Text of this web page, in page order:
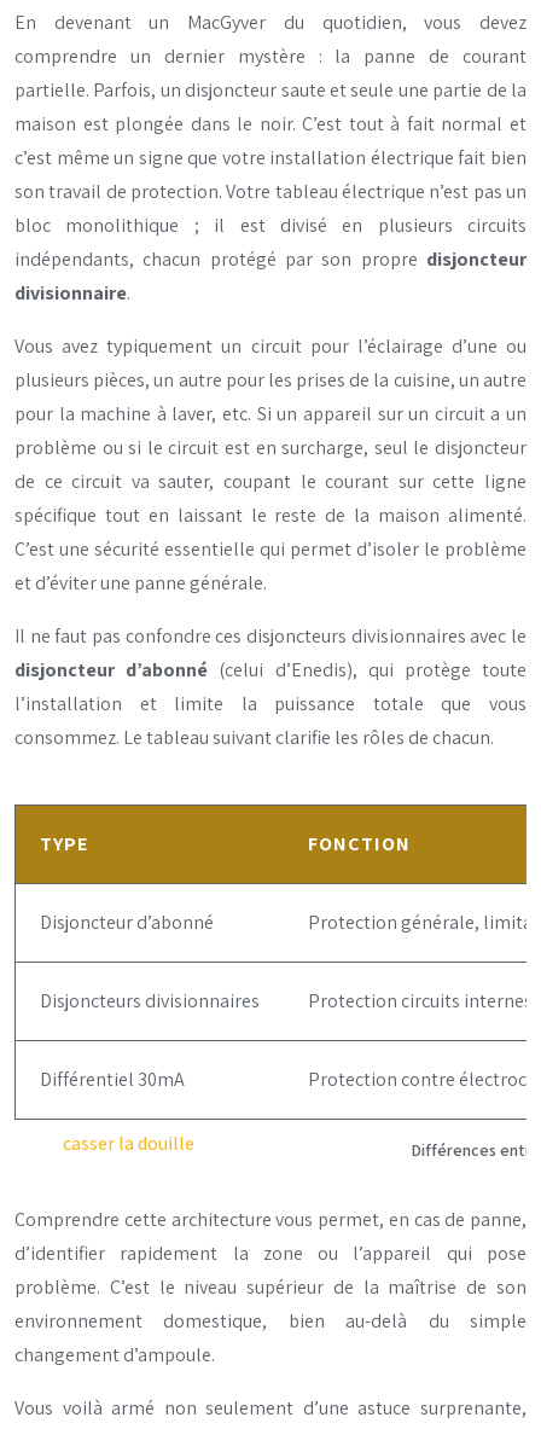
En devenant un MacGyver du quotidien, vous devez
comprendre un dernier mystère : la panne de courant
partielle. Parfois, un disjoncteur saute et seule une partie de la
maison est plongée dans le noir. C’est tout à fait normal et
c’est même un signe que votre installation électrique fait bien
son travail de protection. Votre tableau électrique n’est pas un
bloc monolithique ; il est divisé en plusieurs circuits
indépendants, chacun protégé par son propre disjoncteur
divisionnaire.
Vous avez typiquement un circuit pour l’éclairage d’une ou
plusieurs pièces, un autre pour les prises de la cuisine, un autre
pour la machine à laver, etc. Si un appareil sur un circuit a un
problème ou si le circuit est en surcharge, seul le disjoncteur
de ce circuit va sauter, coupant le courant sur cette ligne
spécifique tout en laissant le reste de la maison alimenté.
C’est une sécurité essentielle qui permet d’isoler le problème
et d’éviter une panne générale.
Il ne faut pas confondre ces disjoncteurs divisionnaires avec le
disjoncteur d’abonné (celui d’Enedis), qui protège toute
l’installation et limite la puissance totale que vous
consommez. Le tableau suivant clarifie les rôles de chacun.
Différences
TYPE FONCTION
Disjoncteur d’abonné Protection générale,
Disjoncteurs divisionnaires Protection circuits internes
Différentiel 30mA Protection contre
Comprendre cette architecture vous permet, en cas de panne,
d’identifier rapidement la zone ou l’appareil qui pose
problème. C’est le niveau supérieur de la maîtrise de son
environnement domestique, bien au-delà du simple
changement d’ampoule.
Vous voilà armé non seulement d’une astuce surprenante,